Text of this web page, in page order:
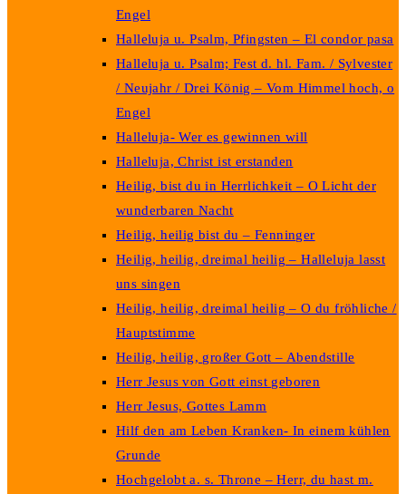
Engel
Halleluja u. Psalm, Pfingsten – El condor pasa
Halleluja u. Psalm; Fest d. hl. Fam. / Sylvester
/ Neujahr / Drei König – Vom Himmel hoch, o
Engel
Halleluja- Wer es gewinnen will
Halleluja, Christ ist erstanden
Heilig, bist du in Herrlichkeit – O Licht der
wunderbaren Nacht
Heilig, heilig bist du – Fenninger
Heilig, heilig, dreimal heilig – Halleluja lasst
uns singen
Heilig, heilig, dreimal heilig – O du fröhliche /
Hauptstimme
Heilig, heilig, großer Gott – Abendstille
Herr Jesus von Gott einst geboren
Herr Jesus, Gottes Lamm
Hilf den am Leben Kranken- In einem kühlen
Grunde
Hochgelobt a. s. Throne – Herr, du hast m.